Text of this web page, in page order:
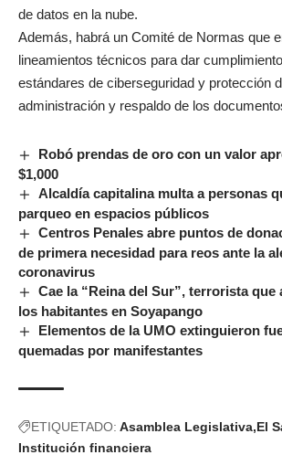
de datos en la nube.
Además, habrá un Comité de Normas que
lineamientos técnicos para dar
estándares de ciberseguridad y protección
administración y respaldo de los
Robó prendas de oro con un valor
$1,000
Alcaldía capitalina multa a personas
parqueo en espacios públicos
Centros Penales abre puntos de
de primera necesidad para reos ante la
coronavirus
Cae la “Reina del Sur”, terrorista que
los habitantes en Soyapango
Elementos de la UMO extinguieron
quemadas por manifestantes
ETIQUETADO: Asamblea Legislativa El
Institución financiera